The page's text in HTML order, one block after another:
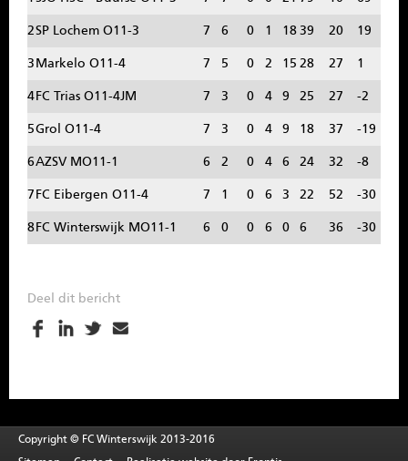
SENIOREN
SPONSOREN
MENU
2SP Lochem O11-3 7 6 0 1 18 39 20 19
3 Markelo O11-4 7 5 0 2 15 28 27 1
4 FC Trias O11-4JM 7 3 0 4 9 25 27 -2
5Grol O11-4 7 3 0 4 9 18 37 -19
6AZSV MO11-1 6 2 0 4 6 24 32 -8
7 FC Eibergen O11-4 7 1 0 6 3 22 52 -30
8 FC Winterswijk MO11-1 6 0 0 6 0 6 36 -30
Deel dit bericht
Copyright © FC Winterswijk 2013-2016